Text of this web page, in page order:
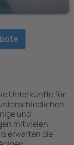
Unterkünfte für
und
mit vielen
erwarten die